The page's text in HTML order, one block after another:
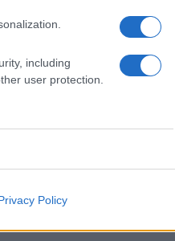
including
user protection.
Policy